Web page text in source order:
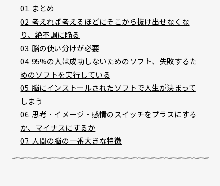
01. まとめ
02. 考えれば考えるほどにそこから抜け出せなくな
り、絶不調に陥る
03. 脳の使い分けが必要
04. 95%の人は成功しないためのソフト、失敗するた
めのソフトを実行している
05. 脳にインストールされたソフトで人生が決まって
しまう
06. 思考・イメージ・感情のスイッチをプラスにする
か、マイナスにするか
07. 人間の脳の一番大きな特徴